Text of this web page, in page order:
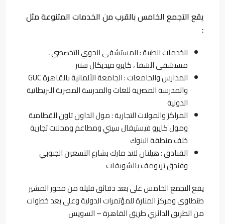
يقع التجمع الخامس بالقرب من الخدمات المتنوعة مثل
:
الخدمات الطبية : المستشفى الجوي التخصصي ،
مستشفى الشفا ، كايرو ميديكال سنتر
المدارس والجامعات : الجامعة الألمانية بالقاهرة GUC
والمدرسة المصرية للغات والمدرسة المصرية البريطانية
الدولية
المراكز والمولات التجارية : مول الداون تاون القطامية
ومول كايرو فيستيفال سيتي ومطاعم ومحلات تجارية
خلف منطقة البنوك
الفنادق : هيلنان لاند مارك بشارع التسعين الجنوبي
وفندق تريومف بالشويفات
يقع التجمع الخامس على بعد دقائق قليلة من محور المشير
طنطاوي ومركز المنارة للمؤتمرات الدولية وعلى بعد خطوات
من الطريق الدائري طريق القاهرة – السويس